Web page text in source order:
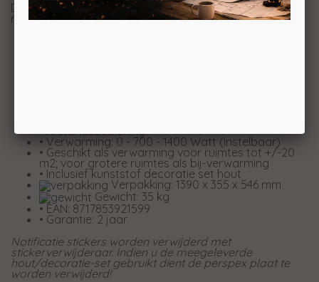
Deze haard is ontworpen als elektrische inbouwhaard. U
realiseert hiermee eenvoudig uw eigen droomhaard.
• Afstandsbediening
• Verwarming: 0 - 700 - 1400 Watt (instelbaar)
• Geschikt als verwarming voor ruimtes tot +/-20
m2; voor grotere ruimtes als bij-verwarming
• Inclusief kunststof decoratie set hout
Verpakking: 1390 x 355 x 546 mm
Gewicht: 35 kg
• EAN: 8717853921599
• Garantie: 2 jaar
Notificatie stickers worden verwijderd met
stickerverwijderaar. Indien u de meegeleverde
hout/decoratie-set gebruikt dient de perspex plaat te
worden verwijderd!